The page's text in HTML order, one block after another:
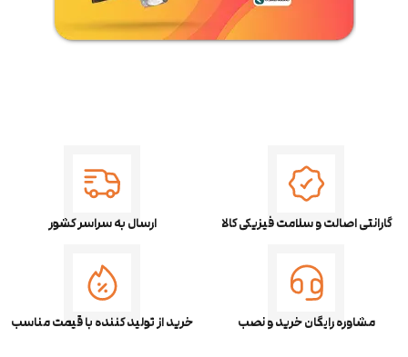
گارانتی اصالت و سلامت فیزیکی کالا ارسال به سراسر کشور
مشاوره رایگان خرید و نصب خرید از تولید کننده با قیمت مناسب